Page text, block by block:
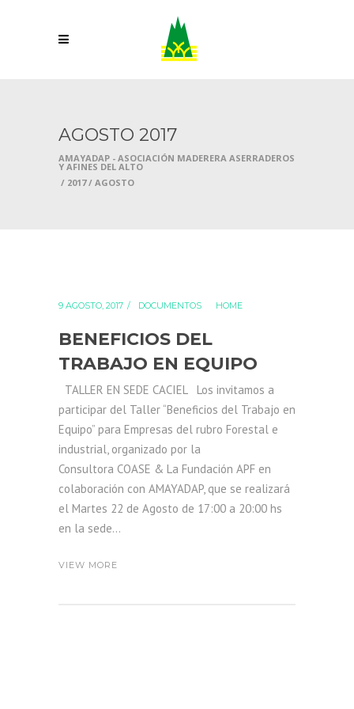
AGOSTO 2017
AMAYADAP - ASOCIACIÓN MADERERA ASERRADEROS
Y AFINES DEL ALTO
/ 2017/ AGOSTO
9 AGOSTO, 2017 DOCUMENTOS HOME
BENEFICIOS DEL
TRABAJO EN EQUIPO
TALLER EN SEDE CACIEL Los invitamos a
participar del Taller “Beneficios del Trabajo en
Equipo” para Empresas del rubro Forestal e
industrial, organizado por la
Consultora COASE & La Fundación APF en
colaboración con AMAYADAP, que se realizará
el Martes 22 de Agosto de 17:00 a 20:00 hs
en la sede...
VIEW MORE